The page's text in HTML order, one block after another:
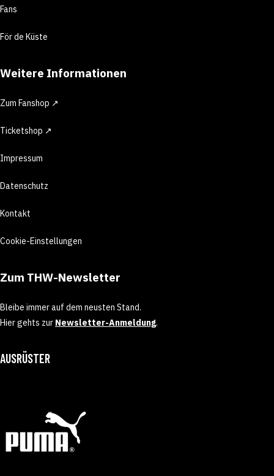
Fans
För de Küste
Weitere Informationen
Zum Fanshop ↗
Ticketshop ↗
Impressum
Datenschutz
Kontakt
Cookie-Einstellungen
Zum THW-Newsletter
Bleibe immer auf dem neusten Stand.
Hier gehts zur Newsletter-Anmeldung.
AUSRÜSTER